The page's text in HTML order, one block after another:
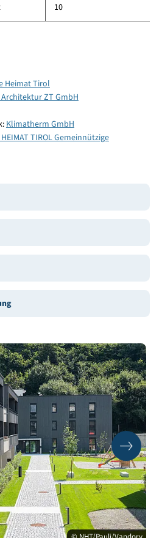
10
Heimat Tirol
Architektur ZT GmbH
Klimatherm GmbH
HEIMAT TIROL Gemeinnützige